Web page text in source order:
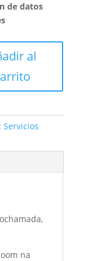
de datos
al
Servicios
na